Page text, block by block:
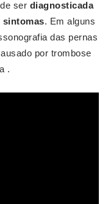
ser diagnosticada
sintomas. Em alguns
das pernas
por trombose
.